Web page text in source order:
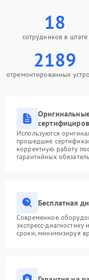
18
сотрудников в штате
2189
отремонтированных
Используются
прошедшие
корректную работу
гарантийных
Бесплатная
Современное
экспресс-
сроки, минимизируя